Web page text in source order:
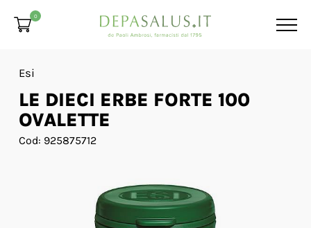
0
Esi
LE DIECI ERBE FORTE 100
OVALETTE
Cod: 925875712